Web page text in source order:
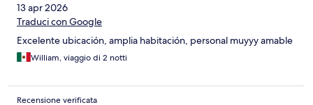
13 apr 2026
Traduci con Google
Excelente ubicación, amplia habitación, personal muyyy amable
William, viaggio di 2 notti
Recensione verificata